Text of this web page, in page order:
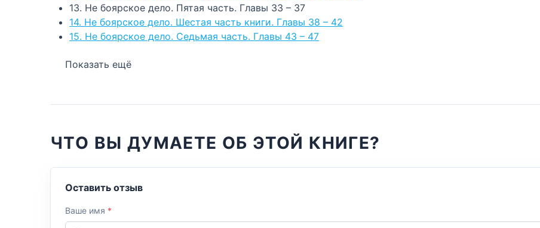
13. Не боярское дело. Пятая часть. Главы 33 – 37
14. Не боярское дело. Шестая часть книги. Главы 38 – 42
15. Не боярское дело. Седьмая часть. Главы 43 – 47
Показать ещё
ЧТО ВЫ ДУМАЕТЕ ОБ ЭТОЙ КНИГЕ?
Оставить отзыв
Ваше имя *